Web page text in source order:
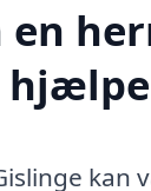
en
kan